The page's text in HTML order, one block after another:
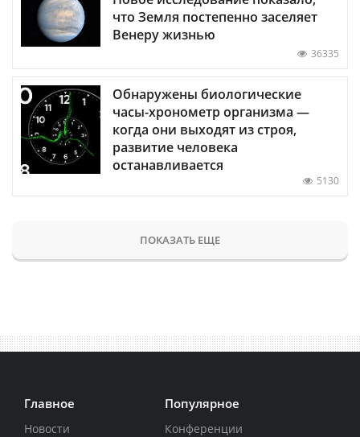
что Земля постепенно заселяет
Венеру жизнью
36335
Обнаружены биологические
часы-хронометр организма —
когда они выходят из строя,
развитие человека
останавливается
5130
ПОКАЗАТЬ ЕЩЕ
Главное
Новости
Популярное
Конференции